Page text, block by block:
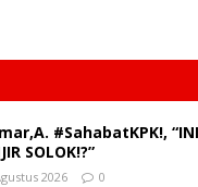
#SahabatKPK!, “INI
SOLOK!?”
2026 0